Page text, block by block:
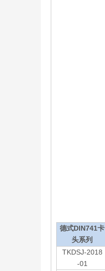
德式DIN741卡
头系列
TKDSJ-2018
-01